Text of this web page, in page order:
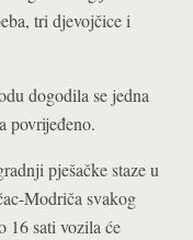
tri djevojčice i
dogodila se jedna
povrijeđeno.
pješačke staze u
Modriča svakog
16 sati vozila će